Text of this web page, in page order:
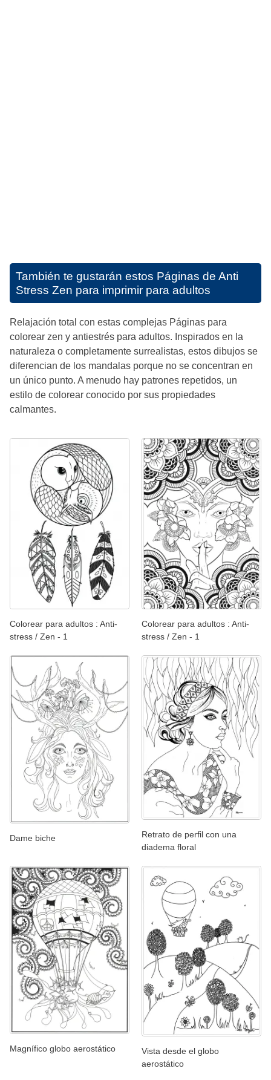
También te gustarán estos Páginas de Anti
Stress Zen para imprimir para adultos
Relajación total con estas complejas Páginas para
colorear zen y antiestrés para adultos. Inspirados en la
naturaleza o completamente surrealistas, estos dibujos se
diferencian de los mandalas porque no se concentran en
un único punto. A menudo hay patrones repetidos, un
estilo de colorear conocido por sus propiedades
calmantes.
Colorear para adultos : Anti-
stress / Zen - 1
Colorear para adultos : Anti-
stress / Zen - 1
Dame biche
Retrato de perfil con una
diadema floral
Magnífico globo aerostático
Vista desde el globo
aerostático